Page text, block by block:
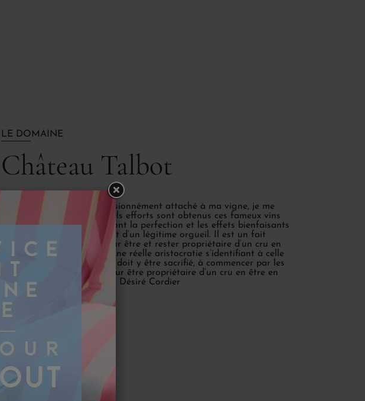
LE DOMAINE
Château Talbot
“Simple vigneron, mais passionnément attaché à ma vigne, je me
contenterai de dire par quels efforts sont obtenus ces fameux vins
essentiellement naturels, dont la perfection et les effets bienfaisants
sont pour nous tous le sujet d’un légitime orgueil. Il est un fait
abondamment prouvé : pour être et rester propriétaire d’un cru en
renom, il faut être doué d’une réelle aristocratie s’identifiant à celle
du domaine et du vin. Tout doit y être sacrifié, à commencer par les
intérêts (…). Il faut donc pour être propriétaire d’un cru en être en
quelque sorte amoureux…” - Désiré Cordier